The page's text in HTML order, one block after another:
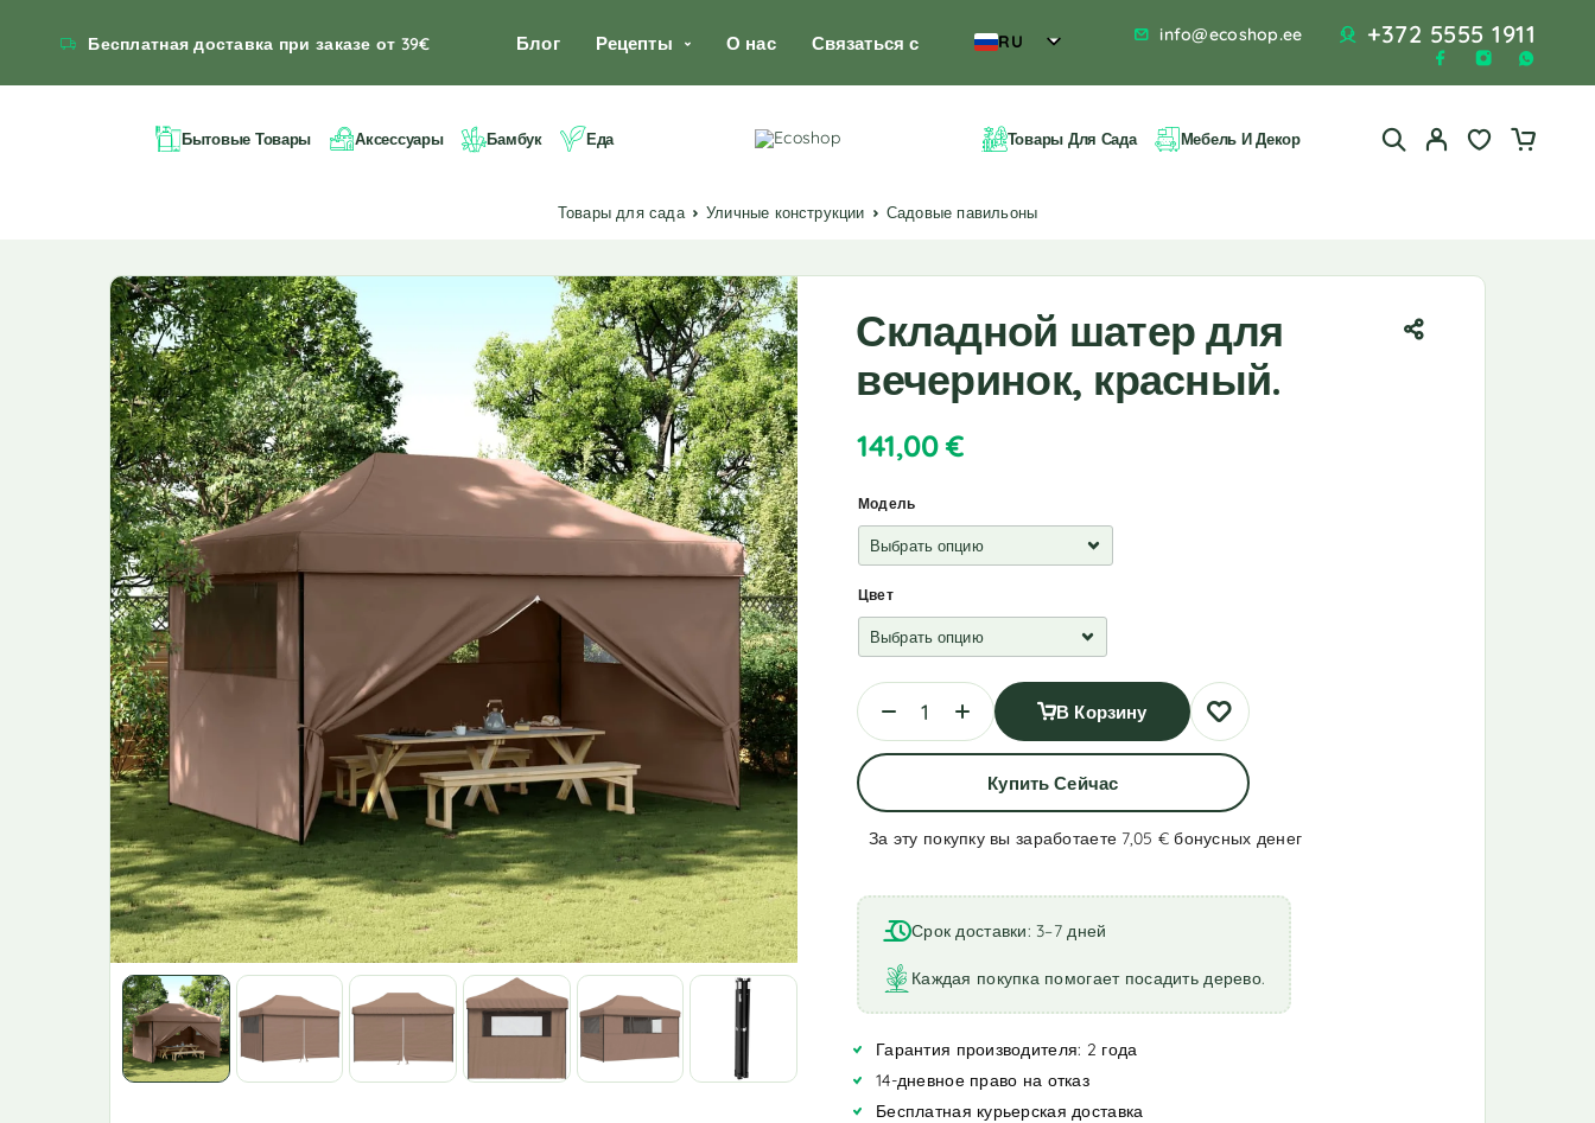
Бесплатная доставка при заказе от 39€ Блог Рецепты О нас Связаться с RU info@ecoshop.ee +372 5555 1911
Бытовые Товары Аксессуары Бамбук Еда Товары Для Сада Мебель И Декор
Товары для сада Уличные конструкции Садовые павильоны
Складной шатер для
вечеринок, красный.
141,00€
Модель
Цвет
В Корзину
Купить Сейчас
За эту покупку вы заработаете 7,05 €бонусных денег
l
t
e
r
n
t
i
Срок доставки: 3–7 дней
Каждая покупка помогает посадить дерево.
Гарантия производителя: 2 года
14-дневное право на отказ
Бесплатная курьерская доставка